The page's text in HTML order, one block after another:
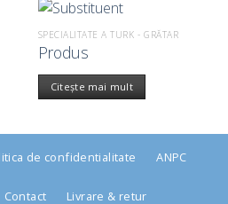
SPECIALITATE A TURK - GRĂTAR
Produs
Citește mai mult
de confidentialitate ANPC
Contact Livrare & retur